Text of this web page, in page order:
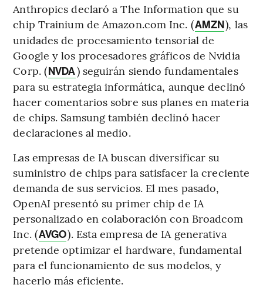
Anthropics declaró a The Information que su
chip Trainium de Amazon.com Inc. (AMZN), las
unidades de procesamiento tensorial de
Google y los procesadores gráficos de Nvidia
Corp. (NVDA) seguirán siendo fundamentales
para su estrategia informática, aunque declinó
hacer comentarios sobre sus planes en materia
de chips. Samsung también declinó hacer
declaraciones al medio.
Las empresas de IA buscan diversificar su
suministro de chips para satisfacer la creciente
demanda de sus servicios. El mes pasado,
OpenAI presentó su primer chip de IA
personalizado en colaboración con Broadcom
Inc. (AVGO). Esta empresa de IA generativa
pretende optimizar el hardware, fundamental
para el funcionamiento de sus modelos, y
hacerlo más eficiente.